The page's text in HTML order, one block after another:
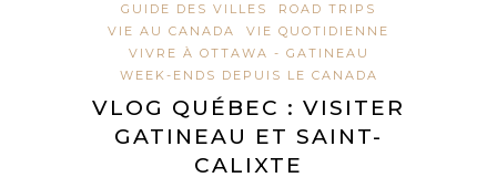
GUIDE DES VILLES
ROAD TRIPS
VIE AU CANADA
VIE QUOTIDIENNE
VIVRE À OTTAWA - GATINEAU
WEEK-ENDS DEPUIS LE CANADA
VLOG QUÉBEC : VISITER
GATINEAU ET SAINT-
CALIXTE